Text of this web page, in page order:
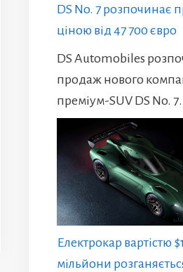
DS No. 7 розпочинає
ціною від 47 700 євро
DS Automobiles
продаж нового
преміум-SUV DS No. 7.
Електрокар вартістю
мільйони